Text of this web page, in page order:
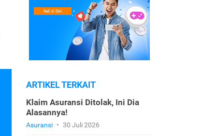
ARTIKEL TERKAIT
Klaim Asuransi Ditolak, Ini Dia
Alasannya!
Asuransi • 30 Juli 2026